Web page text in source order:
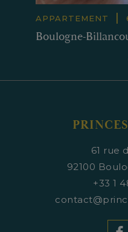
APPARTEMENT |
Boulogne-
61 rue
92100
+33 1